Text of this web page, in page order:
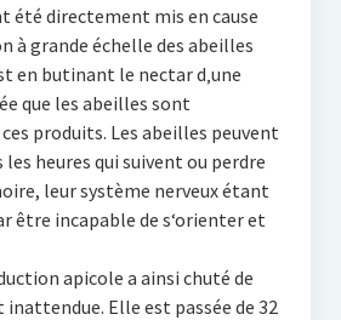
été directement mis en cause
à grande échelle des abeilles
en butinant le nectar d‚une
que les abeilles sont
produits. Les abeilles peuvent
heures qui suivent ou perdre
leur système nerveux étant
être incapable de s‘orienter et
apicole a ainsi chuté de
Elle est passée de 32